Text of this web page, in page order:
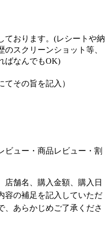
ております。(レシートや納
スクリーンショット等、
ばなんでもOK)
てその旨を記入）
ビュー・商品レビュー・割
舗名、購入金額、購入日
容の補足を記入していただ
、あらかじめご了承くださ